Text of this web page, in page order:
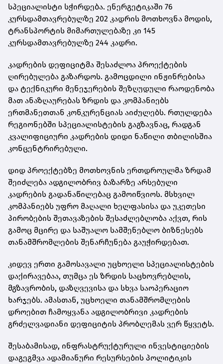
სპეციალისტი სჭირდება. ენერგეტიკაში 76
კურსდამთავრებულზე 202 კადრის მოთხოვნა მოდის,
ტრანსპორტის მიმართულებაზე კი 145
კურსდამთავრებულზე 244 კადრი.
კადრების დეფიციტმა შესაძლოა პროექტების
ღირებულება გაზარდოს. გამოცდილი ინჟინრებისა
და ტექნიკური მენეჯერების შეზღუდული რაოდენობა
მათ ანაზღაურებას ზრდის და კომპანიებს
ერთმანეთთან კონკურენციას აიძულებს. რთულდება
რეგიონებში სპეციალისტების გაგზავნაც, რადგან
კვალიფიციური კადრების დიდი ნაწილი თბილისშია
კონცენტრირებული.
დიდ პროექტებზე მოთხოვნის ერთდროულმა ზრდამ
შეიძლება ადგილობრივ ბაზარზე არსებული
კადრების გადანაწილებაც გამოიწვიოს. მსხვილ
კომპანიებს უფრო მაღალი ხელფასისა და უკეთესი
პირობების შეთავაზების შესაძლებლობა აქვთ, რის
გამოც მცირე და საშუალო სამშენებლო ბიზნესებს
თანამშრომლების შენარჩუნება გაუჭირდებათ.
კიდევ ერთი გამოსავალი უცხოელი სპეციალისტების
დაქირავებაა, თუმცა ეს ზრდის საცხოვრებლის,
მგზავრობის, დაზღვევისა და სხვა საოპერაციო
ხარჯებს. ამასთან, უცხოელი თანამშრომლების
დროებით ჩამოყვანა ადგილობრივი კადრების
გრძელვადიანი დეფიციტის პრობლემას ვერ წყვეტს.
შესაბამისად, ინფრასტრუქტურული ინვესტიციების
დაგეგმვა ადამიანური რესურსების პოლიტიკის